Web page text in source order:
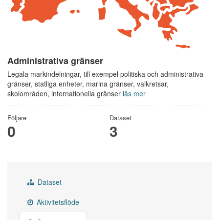
Administrativa gränser
Legala markindelningar, till exempel politiska och administrativa
gränser, statliga enheter, marina gränser, valkretsar,
skolområden, internationella gränser läs mer
Följare
0
Dataset
3
Dataset
Aktivitetsflöde